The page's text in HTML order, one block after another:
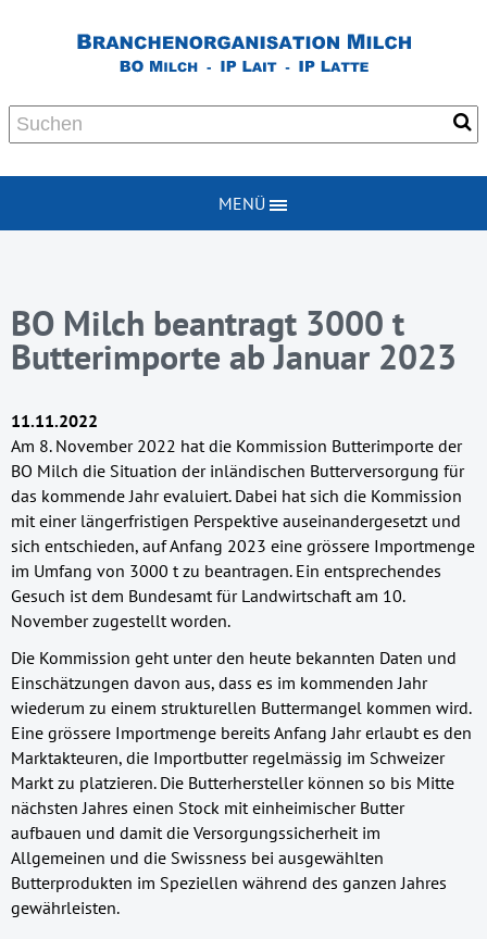
MENÜ
BO Milch beantragt 3000 t
Butterimporte ab Januar 2023
11.11.2022
Am 8. November 2022 hat die Kommission Butterimporte der
BO Milch die Situation der inländischen Butterversorgung für
das kommende Jahr evaluiert. Dabei hat sich die Kommission
mit einer längerfristigen Perspektive auseinandergesetzt und
sich entschieden, auf Anfang 2023 eine grössere Importmenge
im Umfang von 3000 t zu beantragen. Ein entsprechendes
Gesuch ist dem Bundesamt für Landwirtschaft am 10.
November zugestellt worden.
Die Kommission geht unter den heute bekannten Daten und
Einschätzungen davon aus, dass es im kommenden Jahr
wiederum zu einem strukturellen Buttermangel kommen wird.
Eine grössere Importmenge bereits Anfang Jahr erlaubt es den
Marktakteuren, die Importbutter regelmässig im Schweizer
Markt zu platzieren. Die Butterhersteller können so bis Mitte
nächsten Jahres einen Stock mit einheimischer Butter
aufbauen und damit die Versorgungssicherheit im
Allgemeinen und die Swissness bei ausgewählten
Butterprodukten im Speziellen während des ganzen Jahres
gewährleisten.